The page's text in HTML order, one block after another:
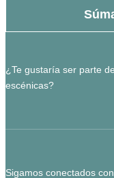
¿Te gustaría ser parte
escénicas?
Sigamos conectados